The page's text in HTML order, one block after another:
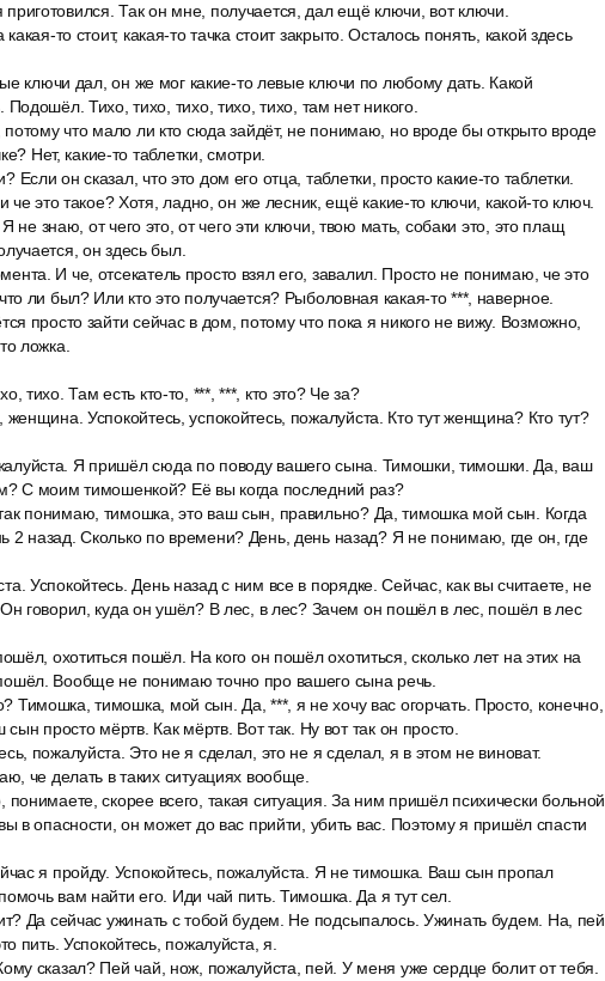
Так он мне, получается, дал ещё ключи, вот ключи.
то стоит, какая-то тачка стоит закрыто. Осталось понять, какой здесь
ключи дал, он же мог какие-то левые ключи по любому дать. Какой
Тихо, тихо, тихо, тихо, тихо, там нет никого.
потому что мало ли кто сюда зайдёт, не понимаю, но вроде бы открыто вроде
Нет, какие-то таблетки, смотри.
он сказал, что это дом его отца, таблетки, просто какие-то таблетки.
че это такое? Хотя, ладно, он же лесник, ещё какие-то ключи, какой-то ключ.
не знаю, от чего это, от чего эти ключи, твою мать, собаки это, это плащ
он здесь был.
И че, отсекатель просто взял его, завалил. Просто не понимаю, че это
ли был? Или кто это получается? Рыболовная какая-то ***, наверное.
просто зайти сейчас в дом, потому что пока я никого не вижу. Возможно,
ложка.
тихо. Там есть кто-то, ***, ***, кто это? Че за?
Успокойтесь, успокойтесь, пожалуйста. Кто тут женщина? Кто тут?
Я пришёл сюда по поводу вашего сына. Тимошки, тимошки. Да, ваш
С моим тимошенкой? Её вы когда последний раз?
понимаю, тимошка, это ваш сын, правильно? Да, тимошка мой сын. Когда
2 назад. Сколько по времени? День, день назад? Я не понимаю, где он, где
Успокойтесь. День назад с ним все в порядке. Сейчас, как вы считаете, не
говорил, куда он ушёл? В лес, в лес? Зачем он пошёл в лес, пошёл в лес
охотиться пошёл. На кого он пошёл охотиться, сколько лет на этих на
Вообще не понимаю точно про вашего сына речь.
тимошка, мой сын. Да, ***, я не хочу вас огорчать. Просто, конечно,
просто мёртв. Как мёртв. Вот так. Ну вот так он просто.
пожалуйста. Это не я сделал, это не я сделал, я в этом не виноват.
че делать в таких ситуациях вообще.
скорее всего, такая ситуация. За ним пришёл психически больной
в опасности, он может до вас прийти, убить вас. Поэтому я пришёл спасти
я пройду. Успокойтесь, пожалуйста. Я не тимошка. Ваш сын пропал
вам найти его. Иди чай пить. Тимошка. Да я тут сел.
Да сейчас ужинать с тобой будем. Не подсыпалось. Ужинать будем. На, пей
пить. Успокойтесь, пожалуйста, я.
сказал? Пей чай, нож, пожалуйста, пей. У меня уже сердце болит от тебя.